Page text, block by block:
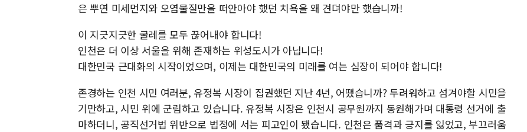
은 뿌연 미세먼지와 오염물질만을 떠안아야 했던 치욕을 왜 견뎌야만 했습니까!
이 지긋지긋한 굴레를 모두 끊어내야 합니다!
인천은 더 이상 서울을 위해 존재하는 위성도시가 아닙니다!
대한민국 근대화의 시작이었으며, 이제는 대한민국의 미래를 여는 심장이 되어야 합니다!
존경하는 인천 시민 여러분, 유정복 시장이 집권했던 지난 4년, 어땠습니까? 두려워하고 섬겨야할 시민을
기만하고, 시민 위에 군림하고 있습니다. 유정복 시장은 인천시 공무원까지 동원해가며 대통령 선거에 출
마하더니, 공직선거법 위반으로 법정에 서는 피고인이 됐습니다. 인천은 품격과 긍지를 잃었고, 부끄러움